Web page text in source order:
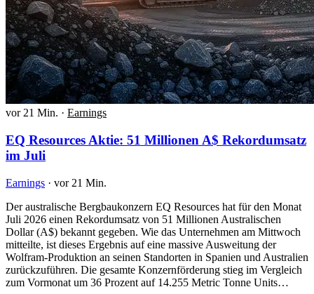
vor 21 Min. · Earnings
EQ Resources Aktie: 51 Millionen A$ Rekordumsatz
im Juli
Earnings · vor 21 Min.
Der australische Bergbaukonzern EQ Resources hat für den Monat
Juli 2026 einen Rekordumsatz von 51 Millionen Australischen
Dollar (A$) bekannt gegeben. Wie das Unternehmen am Mittwoch
mitteilte, ist dieses Ergebnis auf eine massive Ausweitung der
Wolfram-Produktion an seinen Standorten in Spanien und Australien
zurückzuführen. Die gesamte Konzernförderung stieg im Vergleich
zum Vormonat um 36 Prozent auf 14.255 Metric Tonne Units…